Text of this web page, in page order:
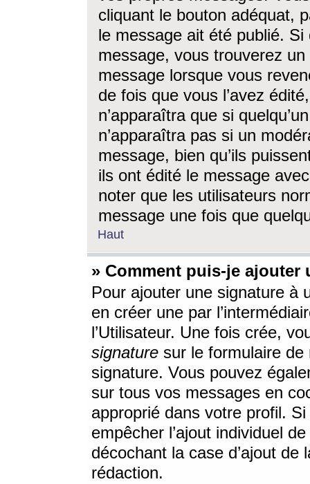
cliquant le bouton adéquat,
le message ait été publié. Si
message, vous trouverez
message lorsque vous
de fois que vous l’avez
n’apparaîtra que si
n’apparaîtra pas si un
message, bien qu’ils
ils ont édité le message
noter que les utilisateurs
message une fois que
Haut
» Comment puis-je ajouter
Pour ajouter une signature à
en créer une par
l’Utilisateur. Une fois crée,
signature sur le formulaire de
signature. Vous pouvez
sur tous vos messages en
approprié dans votre profil.
empêcher l’ajout individuel
décochant la case d’ajout
rédaction.